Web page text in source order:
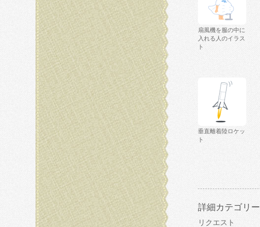
扇風機を服の中に
入れる人のイラス
ト
垂直離着陸ロケッ
ト
詳細カテゴリー
リクエスト